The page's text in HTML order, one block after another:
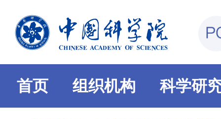
首页 组织机构 科学研